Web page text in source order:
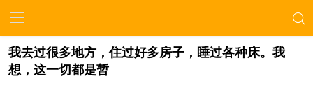
我去过很多地方，住过好多房子，睡过各种床。我
想，这一切都是暂